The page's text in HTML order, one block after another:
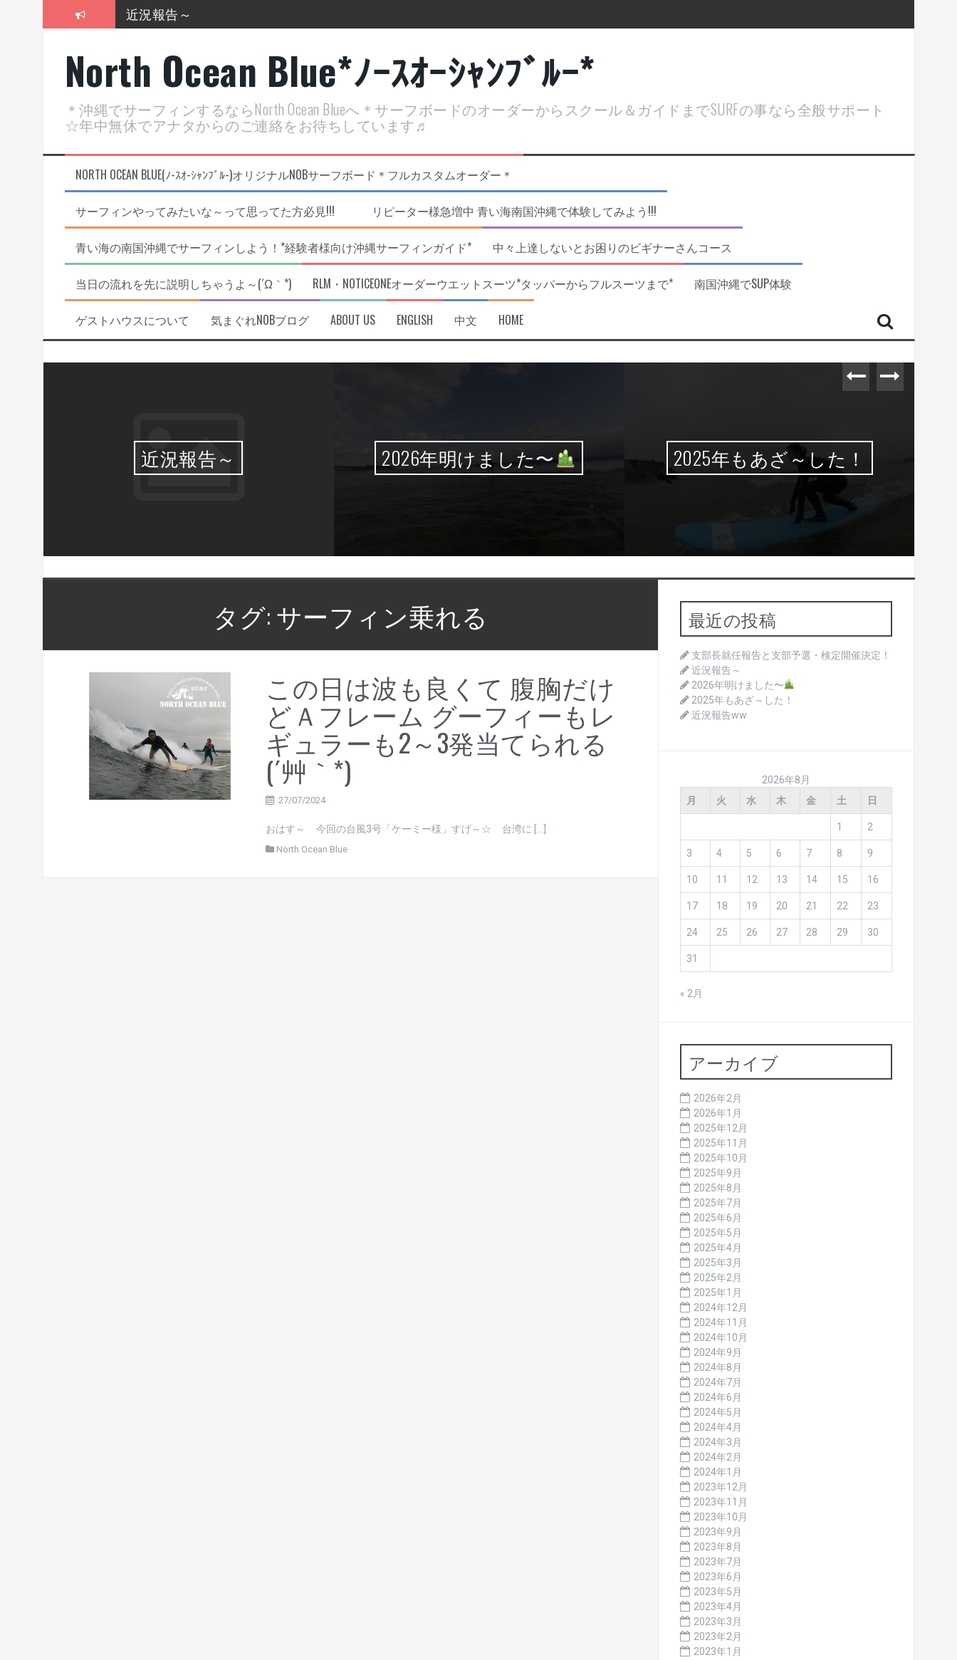
近況報告～
2025年もあざ～した！
ヤッチマッターーーー！！！
支部長就任報告と支部予選・検定開催決定！
North Ocean Blue*ﾉｰｽｵｰｼｬﾝﾌﾞﾙｰ*
＊沖縄でサーフィンするならNorth Ocean Blueへ＊サーフボードのオーダーからスクール＆ガイドまでSURFの事なら全般サポート
☆年中無休でアナタからのご連絡をお待ちしています♬
NORTH OCEAN BLUE(ﾉ-ｽｵ-ｼｬﾝﾌﾞﾙ-)オリジナルNOBサーフボード＊フルカスタムオーダー＊
サーフィンやってみたいな～って思ってた方必見!!! リピーター様急増中 青い海南国沖縄で体験してみよう!!!
青い海の南国沖縄でサーフィンしよう！*経験者様向け沖縄サーフィンガイド* 中々上達しないとお困りのビギナーさんコース
当日の流れを先に説明しちゃうよ～(´Ω｀*) RLM・NOTICEONEオーダーウエットスーツ*タッパーからフルスーツまで* 南国沖縄でSUP体験
ゲストハウスについて 気まぐれNOBブログ ABOUT US ENGLISH 中文 HOME
近況報告～ 2026年明けました〜 2025年もあざ～した！
タグ:サーフィン乗れる
この日は波も良くて 腹胸だけ
どＡフレーム グーフィーもレ
ギュラーも2～3発当てられる
(´艸｀*)
27/07/2024
おはす～ 今回の台風3号「ケーミー様」すげ～☆ 台湾に […]
North Ocean Blue
最近の投稿
支部長就任報告と支部予選・検定開催決定！
近況報告～
2026年明けました〜
2025年もあざ～した！
近況報告ww
2026年8月
月
火 水 木 金 土 日
1 2
3 4 5 6 7 8 9
10 11 12 13 14 15 16
17 18 19 20 21 22 23
24 25 26 27 28 29 30
31
« 2月
アーカイブ
2026年2月
2026年1月
2025年12月
2025年11月
2025年10月
2025年9月
2025年8月
2025年7月
2025年6月
2025年5月
2025年4月
2025年3月
2025年2月
2025年1月
2024年12月
2024年11月
2024年10月
2024年9月
2024年8月
2024年7月
2024年6月
2024年5月
2024年4月
2024年3月
2024年2月
2024年1月
2023年12月
2023年11月
2023年10月
2023年9月
2023年8月
2023年7月
2023年6月
2023年5月
2023年4月
2023年3月
2023年2月
2023年1月